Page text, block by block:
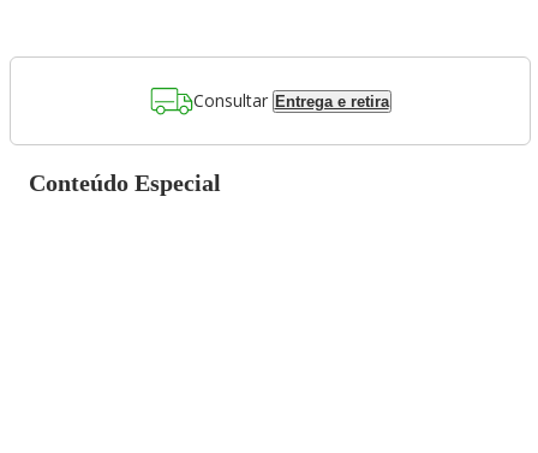
Consultar Entrega e retira
Conteúdo Especial